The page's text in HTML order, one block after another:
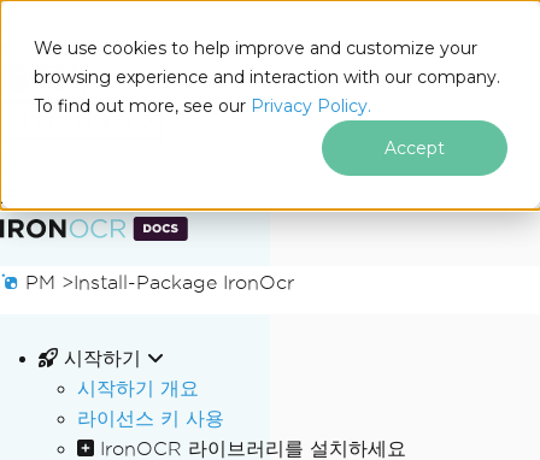
We use cookies to help improve and customize your
browsing experience and interaction with our company.
To find out more, see our Privacy Policy.
Accept
푸터 콘텐츠로 바로가기
Docs
PM >Install-Package IronOcr
시작하기
시작하기 개요
라이선스 키 사용
IronOCR 라이브러리를 설치하세요